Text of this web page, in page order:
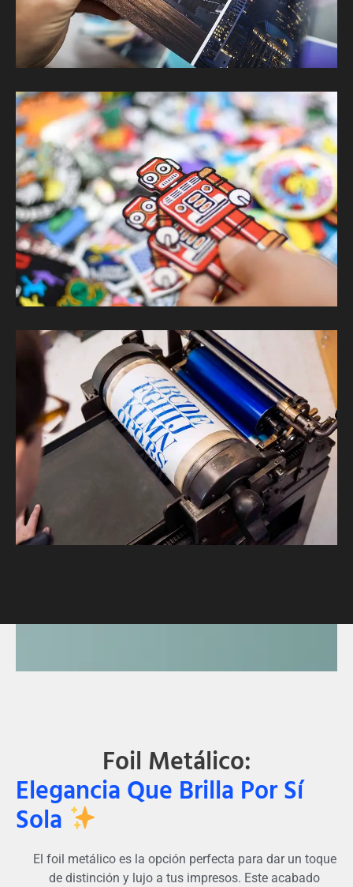
Foil Metálico:
Elegancia Que Brilla Por Sí
Sola
El foil metálico es la opción perfecta para dar un toque
de distinción y lujo a tus impresos. Este acabado